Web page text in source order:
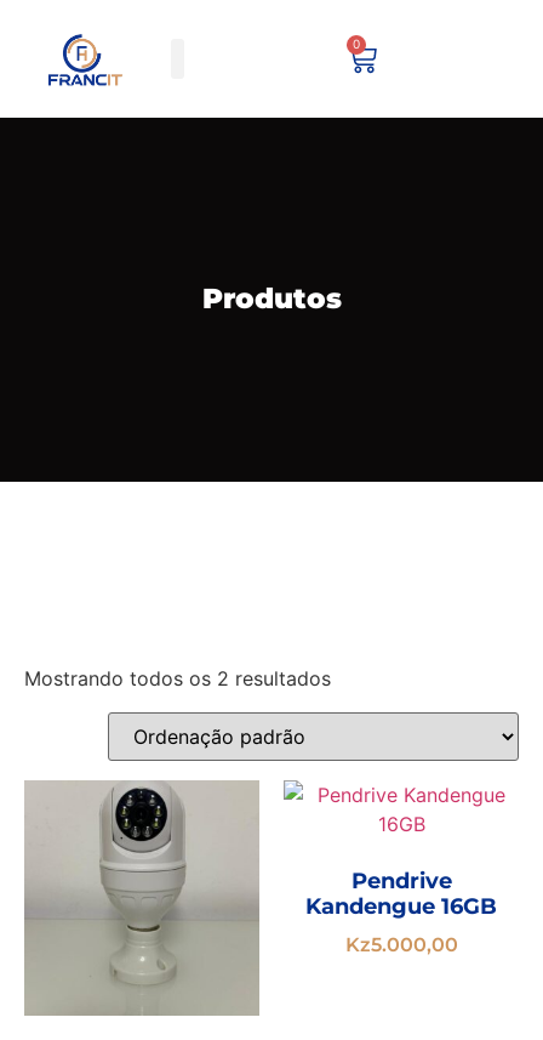
0
Produtos
Mostrando todos os 2 resultados
Pendrive
Kandengue 16GB
Kz5.000,00